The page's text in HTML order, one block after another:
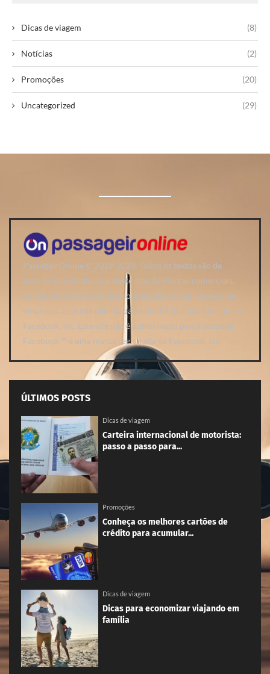
Dicas de viagem (8)
Notícias (2)
Promoções (20)
Uncategorized (29)
PassageirOnline © 2019-2023. Todos os textos são de
propriedade intelectual deste site. As marcas comerciais,
nomes e logotipos são de propriedade de suas respectivas
empresas. Este site não faz parte do site do Facebook ou do
Facebook, Inc. Este site não é patrocinado pelo Facebook.
Facebook ™ é uma marca registrada da Facebook, Inc.
ÚLTIMOS POSTS
Dicas de viagem
Carteira internacional de motorista:
passo a passo para...
Promoções
Conheça os melhores cartões de
crédito para acumular...
Dicas de viagem
Dicas para economizar viajando em
família